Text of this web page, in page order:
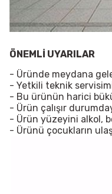
ÖNEMLİ UYARILAR
- Üründe meydana
- Yetkili teknik
- Bu ürünün harici
- Ürün çalışır
- Ürün yüzeyini alkol,
- Ürünü çocukların